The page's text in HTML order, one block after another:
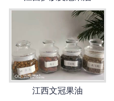
江西文冠果油